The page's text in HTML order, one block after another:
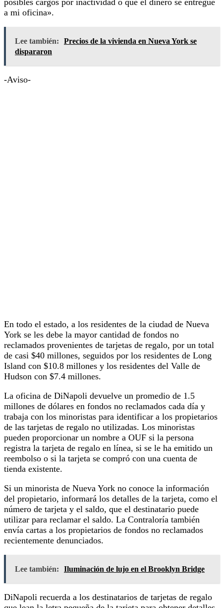
a mi oficina».
Lee también:
Precios de la vivienda en Nueva York se
dispararon
-Aviso-
En todo el estado, a los residentes de la ciudad de Nueva
York se les debe la mayor cantidad de fondos no
reclamados provenientes de tarjetas de regalo, por un total
de casi $40 millones, seguidos por los residentes de Long
Island con $10.8 millones y los residentes del Valle de
Hudson con $7.4 millones.
La oficina de DiNapoli devuelve un promedio de 1.5
millones de dólares en fondos no reclamados cada día y
trabaja con los minoristas para identificar a los propietarios
de las tarjetas de regalo no utilizadas. Los minoristas
pueden proporcionar un nombre a OUF si la persona
registra la tarjeta de regalo en línea, si se le ha emitido un
reembolso o si la tarjeta se compró con una cuenta de
tienda existente.
Si un minorista de Nueva York no conoce la información
del propietario, informará los detalles de la tarjeta, como el
número de tarjeta y el saldo, que el destinatario puede
utilizar para reclamar el saldo. La Contraloría también
envía cartas a los propietarios de fondos no reclamados
recientemente denunciados.
Lee también: Iluminación de lujo en el Brooklyn Bridge
DiNapoli recuerda a los destinatarios de tarjetas de regalo